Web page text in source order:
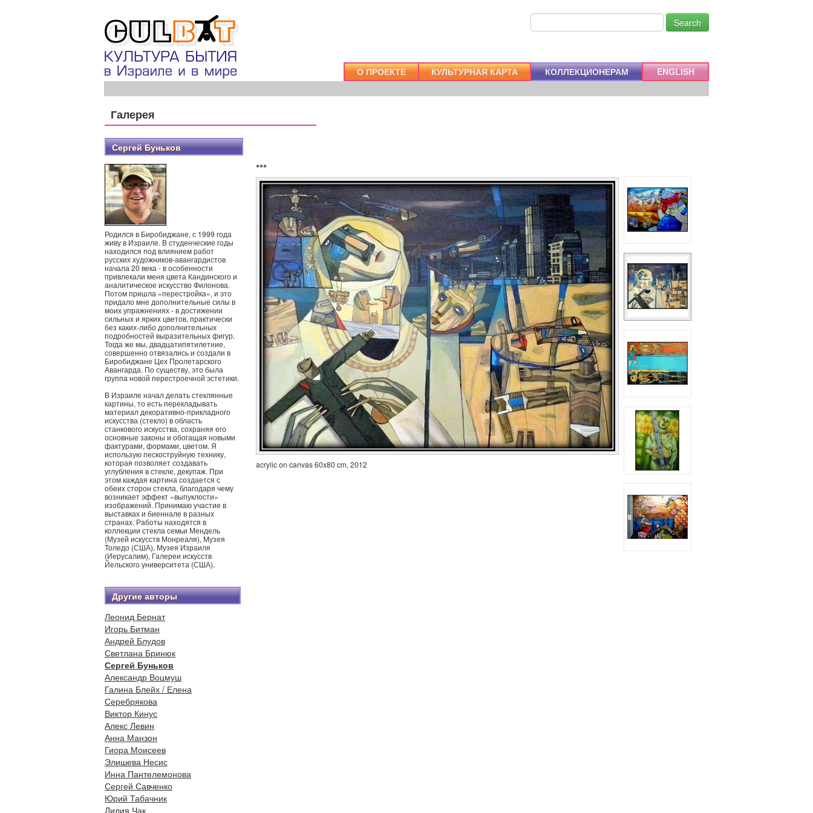
Search
О ПРОЕКТЕ КУЛЬТУРНАЯ КАРТА КОЛЛЕКЦИОНЕРАМ ENGLISH
Галерея
Сергей Буньков
Родился в Биробиджане, с 1999 года
живу в Израиле. В студенческие годы
находился под влиянием работ
русских художников-авангардистов
начала 20 века - в особенности
привлекали меня цвета Кандинского и
аналитическое искусство Филонова.
Потом пришла «перестройка», и это
придало мне дополнительные силы в
моих упражнениях - в достижении
сильных и ярких цветов, практически
без каких-либо дополнительных
подробностей выразительных фигур.
Тогда же мы, двадцатипятилетние,
совершенно отвязались и создали в
Биробиджане Цех Пролетарского
Авангарда. По существу, это была
группа новой перестроечной эстетики.
В Израиле начал делать стеклянные
картины, то есть перекладывать
материал декоративно-прикладного
искусства (стекло) в область
станкового искусства, сохраняя его
основные законы и обогащая новыми
фактурами, формами, цветом. Я
использую пескоструйную технику,
которая позволяет создавать
углубления в стекле, декупаж. При
этом каждая картина создается с
обеих сторон стекла, благодаря чему
возникает эффект «выпуклости»
изображений. Принимаю участие в
выставках и биеннале в разных
странах. Работы находятся в
коллекции стекла семьи Мендель
(Музей искусств Монреаля), Музея
Толедо (США), Музея Израиля
(Иерусалим), Галереи искусств
Йельского университета (США).
Другие авторы
Леонид Бернат
Игорь Битман
Андрей Блудов
Светлана Бринюк
Сергей Буньков
Александр Воцмуш
Галина Блейх / Елена
Серебрякова
Виктор Кинус
Алекс Левин
Анна Манзон
Гиора Моисеев
Элишева Несис
Инна Пантелемонова
Сергей Савченко
Юрий Табачник
Лилия Чак
***
acrylic on canvas 60x80 cm, 2012